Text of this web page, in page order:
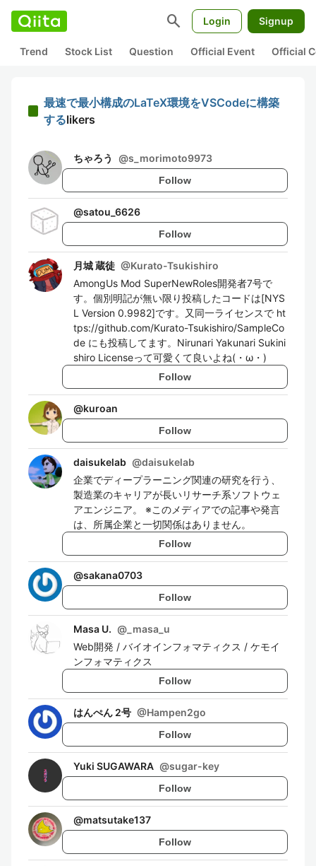
search Login Signup
Trend Stock List Question Official Event Official
最速で最小構成のLaTeX環境をVSCodeに構築
するlikers
ちゃろう @s_morimoto9973
Follow
@satou_6626
Follow
月城 蔵徒 @Kurato-Tsukishiro
AmongUs Mod SuperNewRoles開発者7号で
す。個別明記が無い限り投稿したコードは[NYS
L Version 0.9982]です。又同一ライセンスで ht
tps://github.com/Kurato-Tsukishiro/SampleCo
de にも投稿してます。Nirunari Yakunari Sukini
shiro Licenseって可愛くて良いよね(・ω・)
Follow
@kuroan
Follow
daisukelab @daisukelab
企業でディープラーニング関連の研究を行う、
製造業のキャリアが長いリサーチ系ソフトウェ
アエンジニア。 ※このメディアでの記事や発言
は、所属企業と一切関係はありません。
Follow
@sakana0703
Follow
Masa U. @ _masa_u
Web開発 / バイオインフォマティクス / ケモイ
ンフォマティクス
Follow
はんぺん 2号 @Hampen2go
Follow
Yuki SUGAWARA @sugar-key
Follow
@matsutake137
Follow